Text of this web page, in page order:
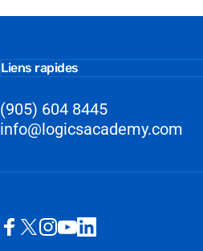
Liens rapides
(905) 604 8445
info@logicsacademy.com